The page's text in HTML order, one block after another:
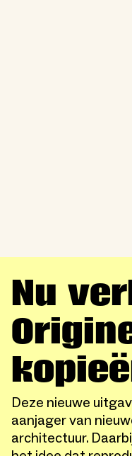
Nu
Deze nieuwe
aanjager van
architectuur.